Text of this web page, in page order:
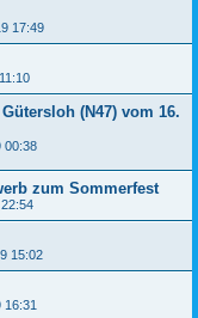
17:49
(N47) vom 16.
00:38
zum Sommerfest
15:02
16:31